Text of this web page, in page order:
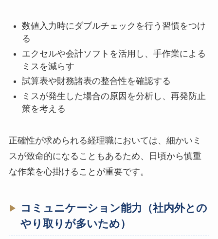
数値入力時にダブルチェックを行う習慣をつけ
る
エクセルや会計ソフトを活用し、手作業による
ミスを減らす
試算表や財務諸表の整合性を確認する
ミスが発生した場合の原因を分析し、再発防止
策を考える
正確性が求められる経理職においては、細かいミ
スが致命的になることもあるため、日頃から慎重
な作業を心掛けることが重要です。
コミュニケーション能力（社内外との
やり取りが多いため）